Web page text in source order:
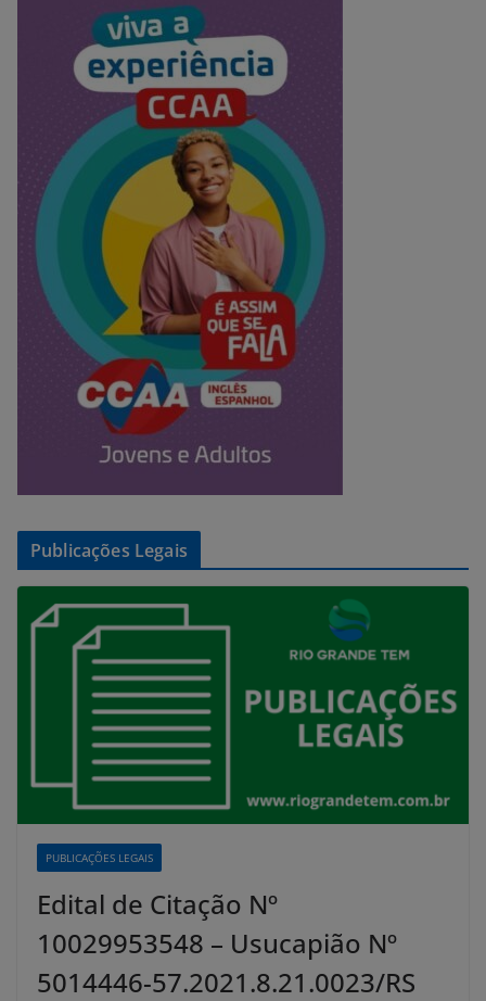
Publicações Legais
PUBLICAÇÕES LEGAIS
Edital de Citação Nº
10029953548 – Usucapião Nº
5014446-57.2021.8.21.0023/RS